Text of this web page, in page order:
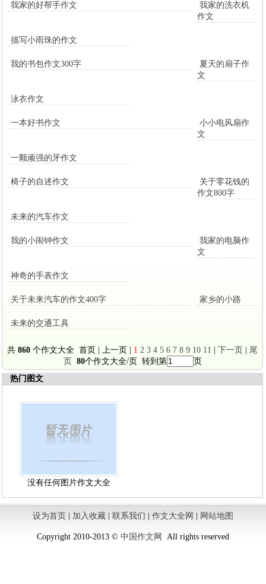
我家的好帮手作文
我家的洗衣机
作文
描写小雨珠的作文
我的书包作文300字
夏天的扇子作
文
泳衣作文
一本好书作文
小小电风扇作
文
一颗顽强的牙作文
椅子的自述作文
关于零花钱的
作文800字
未来的汽车作文
我的小闹钟作文
我家的电脑作
文
神奇的手表作文
关于未来汽车的作文400字 家乡的小路
未来的交通工具
共 860 个作文大全 首页 | 上一页 | 1 2 3 4 5 6 7 8 9 10 11 下一页
尾
页 80个作文大全/页 转到第
页
热门图文
没有任何图片作文大全
设为首页 加入收藏 联系我们 作文大全网 网站地图
Copyright 2010-2013 © 中国作文网 All rights reserved